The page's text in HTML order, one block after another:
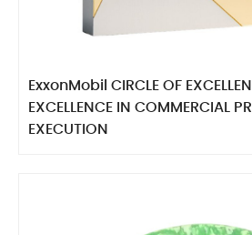
ExxonMobil CIRCLE OF
EXCELLENCE IN COMMERCIAL
EXECUTION